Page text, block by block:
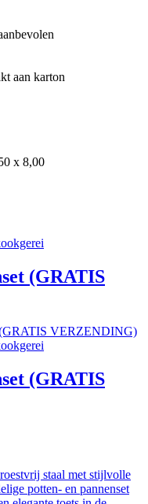
aan karton
x 8,00
(GRATIS
(GRATIS
staal met stijlvolle
potten- en pannenset